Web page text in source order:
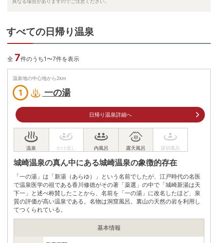
すべての日帰り温泉
全 7件のうち1〜7件を表示
温泉地の中心地から2km
1 一の湯
日帰り温泉詳細へ
城崎温泉の真ん中にある城崎温泉の象徴的存在
「一の湯」は「新湯（あらゆ）」という名前でしたが、江戸時代の名医
で温泉医学の祖である香川修徳がその著「薬選」の中で「城崎新湯は天
下一」と述べ称賛したことから、名前を「一の湯」に改名したほど、泉
質の評価が高い温泉である。名物は洞窟風呂。裏山の天然の岩を利用し
てつくられている。
基本情報